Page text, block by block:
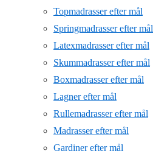
Topmadrasser efter mål
Springmadrasser efter mål
Latexmadrasser efter mål
Skummadrasser efter mål
Boxmadrasser efter mål
Lagner efter mål
Rullemadrasser efter mål
Madrasser efter mål
Gardiner efter mål